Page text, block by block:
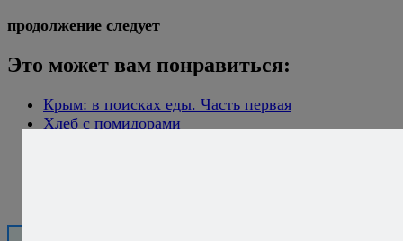
продолжение следует
Это может вам понравиться:
Крым: в поисках еды. Часть первая
Хлеб с помидорами